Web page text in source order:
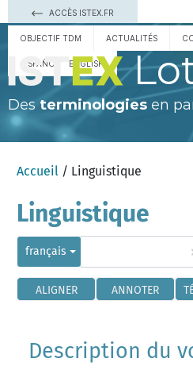
ACCÈS ISTEX.FR
OBJECTIF TDM ACTUALITÉS
ESPAÑOL ENGLISH
Des terminologies en
Accueil / Linguistique
Linguistique
français
ALIGNER ANNOTER
Description du